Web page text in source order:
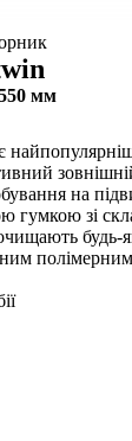
мм
на
гумкою зі
будь-